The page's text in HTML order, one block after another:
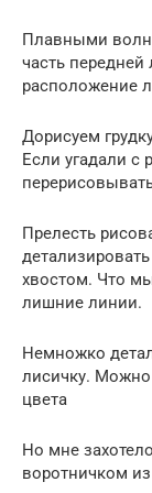
Плавными
часть
расположение
Дорисуем
Если угадали с
Прелесть
хвостом. Что
лишние линии.
Немножко
лисичку. Можно
цвета
Но мне
воротничком